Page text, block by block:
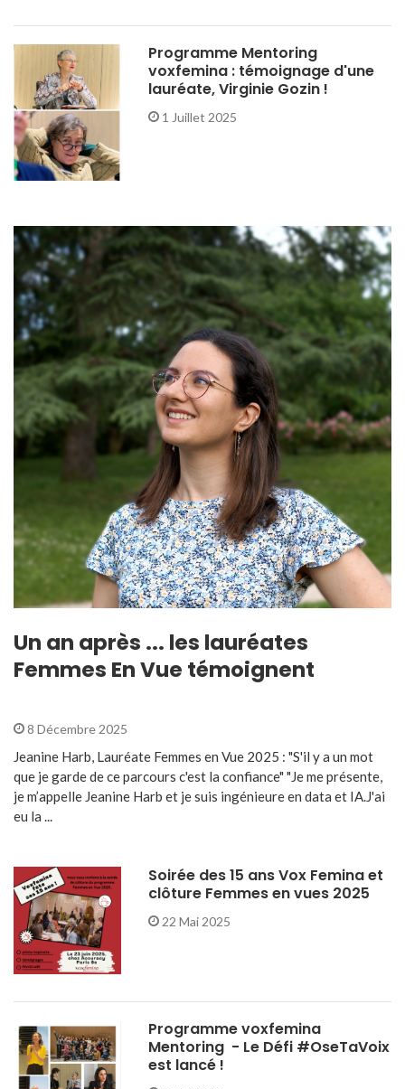
Programme Mentoring
voxfemina : témoignage d'une
lauréate, Virginie Gozin !
1 Juillet 2025
Un an après ... les lauréates
Femmes En Vue témoignent
8 Décembre 2025
Jeanine Harb, Lauréate Femmes en Vue 2025 : "S'il y a un mot
que je garde de ce parcours c'est la confiance" "Je me présente,
je m’appelle Jeanine Harb et je suis ingénieure en data et IA.J'ai
eu la ...
Soirée des 15 ans Vox Femina et
clôture Femmes en vues 2025
22 Mai 2025
Programme voxfemina
Mentoring - Le Défi #OseTaVoix
est lancé !